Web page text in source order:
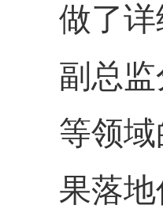
做了详
副总监
等领
果落